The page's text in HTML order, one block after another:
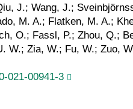
J.; Wang, J.;
M. A.; Flatken, M. A.;
O.; Fassl, P.; Zhou, Q.;
W.; Zia, W.; Fu, W.; Zuo,
021-00941-3